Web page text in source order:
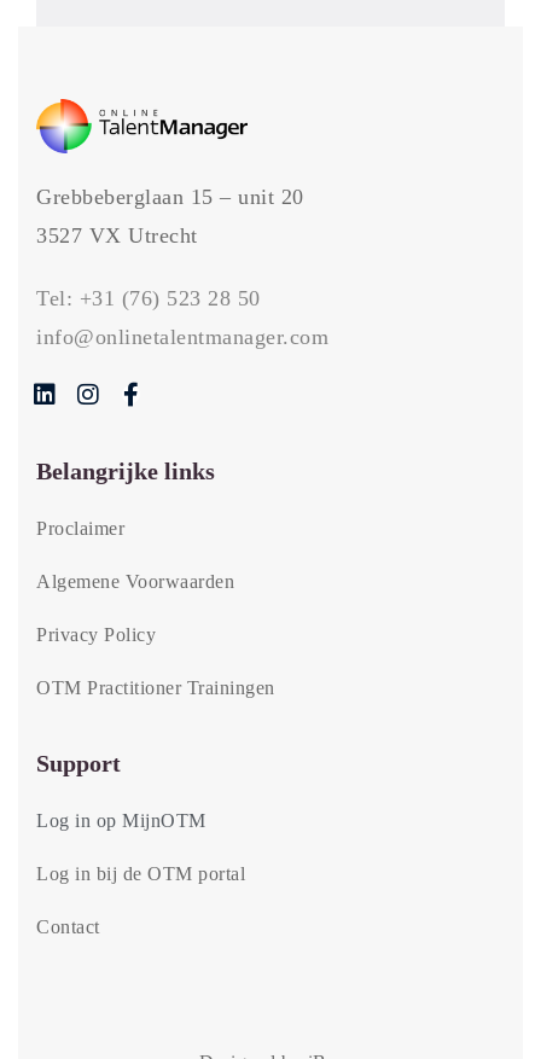
Grebbeberglaan 15 – unit 20
3527 VX Utrecht
Tel: +31 (76) 523 28 50
info@onlinetalentmanager.com
Belangrijke links
Proclaimer
Algemene Voorwaarden
Privacy Policy
OTM Practitioner Trainingen
Support
Log in op MijnOTM
Log in bij de OTM portal
Contact